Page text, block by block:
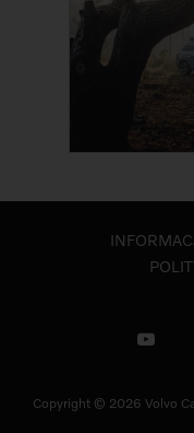
Copyright © 2026 Volvo